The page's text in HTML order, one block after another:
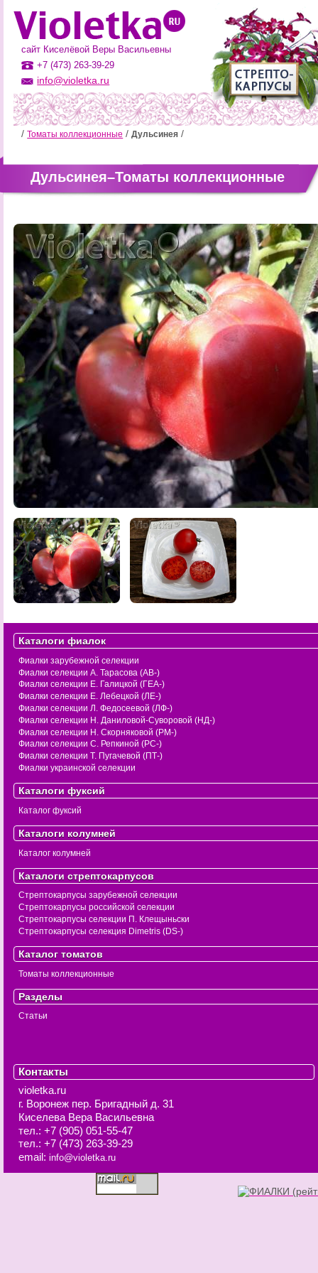
сайт Киселёвой Веры Васильевны
+7 (473) 263-39-29
info@violetka.ru
Томаты коллекционные Дульсинея
Дульсинея–Томаты коллекционные
Каталоги фиалок
Фиалки зарубежной селекции
Фиалки селекции А. Тарасова (АВ-)
Фиалки селекции Е. Галицкой (ГЕА-)
Фиалки селекции Е. Лебецкой (ЛЕ-)
Фиалки селекции Л. Федосеевой (ЛФ-)
Фиалки селекции Н. Даниловой-Суворовой (НД-)
Фиалки селекции Н. Скорняковой (РМ-)
Фиалки селекции С. Репкиной (РС-)
Фиалки селекции Т. Пугачевой (ПТ-)
Фиалки украинской селекции
Каталоги фуксий
Каталог фуксий
Каталоги колумней
Каталог колумней
Каталоги стрептокарпусов
Стрептокарпусы зарубежной селекции
Стрептокарпусы российской селекции
Стрептокарпусы селекции П. Клещыньски
Стрептокарпусы селекция Dimetris (DS-)
Каталог томатов
Томаты коллекционные
Разделы
Статьи
Контакты
violetka.ru
г. Воронеж пер. Бригадный д. 31
Киселева Вера Васильевна
тел.: +7 (905) 051-55-47
тел.: +7 (473) 263-39-29
email: info@violetka.ru